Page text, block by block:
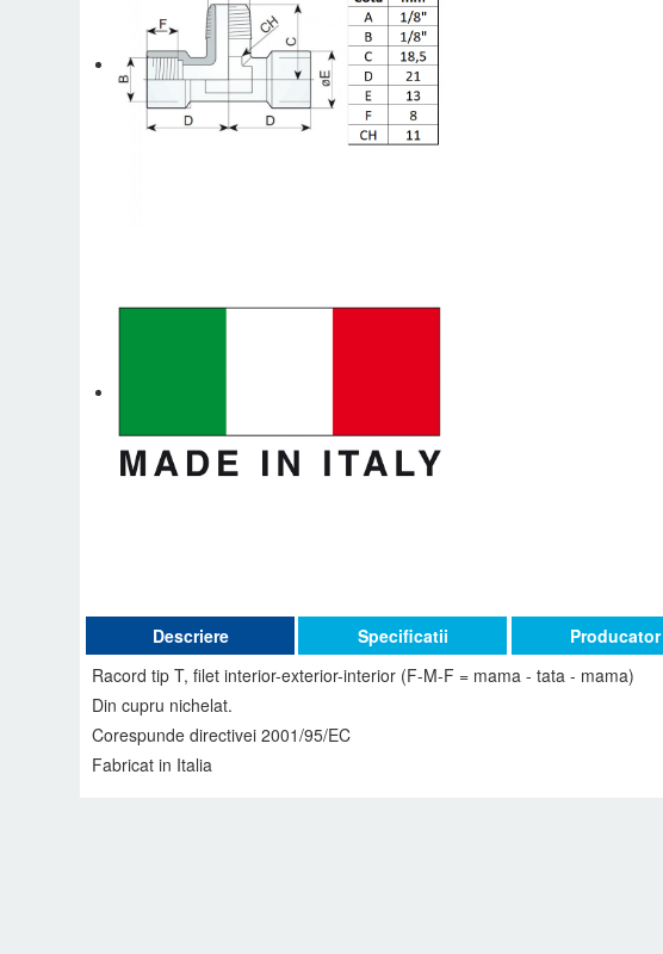
Descriere
Racord tip T, filet interior-exterior-interior (F-M-F = mama - tata - mama)
Din cupru nichelat.
Corespunde directivei 2001/95/EC
Fabricat in Italia
Specificatii Producator